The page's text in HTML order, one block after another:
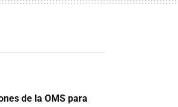
de la OMS para